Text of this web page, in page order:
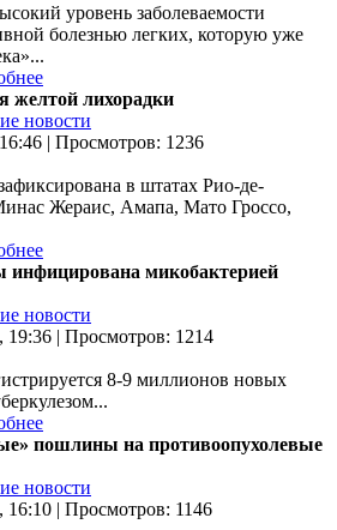
уровень заболеваемости
болезнью легких, которую уже
желтой лихорадки
новости
| Просмотров: 1236
в штатах Рио-де-
Жераис, Амапа, Мато Гроссо,
инфицирована микобактерией
новости
19:36 | Просмотров: 1214
8-9 миллионов новых
пошлины на противоопухолевые
новости
16:10 | Просмотров: 1146